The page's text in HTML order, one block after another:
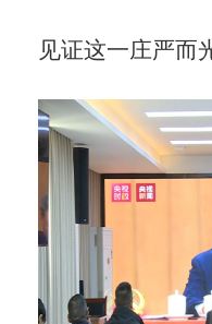
见证这一庄严而